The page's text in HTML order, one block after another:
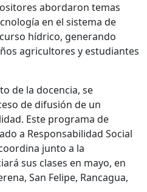
abordaron temas
en el sistema de
hídrico, generando
agricultores y estudiantes
de la docencia, se
de difusión de un
Este programa de
a Responsabilidad Social
junto a la
sus clases en mayo, en
San Felipe, Rancagua,